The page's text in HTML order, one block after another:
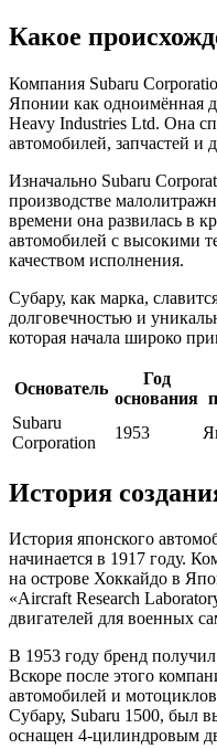
Какое
Компания Subaru
Японии как одноимённая
Heavy Industries Ltd. Она
автомобилей, запчастей и
Изначально Subaru
производстве
времени она развилась в
автомобилей с высокими
качеством исполнения.
Субару, как марка,
долговечностью и
которая начала широко
Основатель
Год
основания
Subaru
Corporation
1953
История
История японского
начинается в 1917 году.
на острове Хоккайдо в
«Aircraft Research
двигателей для военных
В 1953 году бренд
Вскоре после этого
автомобилей и
Субару, Subaru 1500, был
оснащен 4-цилиндровым